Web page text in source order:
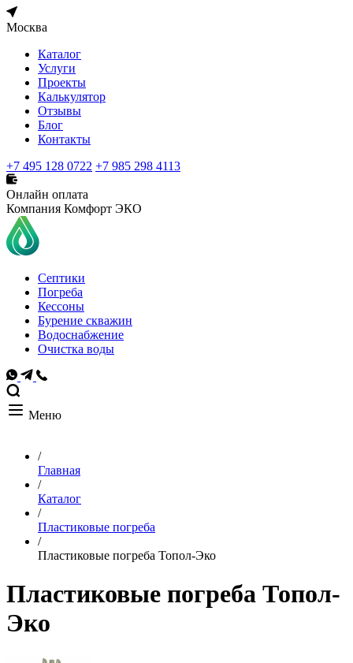
Москва
Каталог
Услуги
Проекты
Калькулятор
Отзывы
Блог
Контакты
+7 495 128 0722 +7 985 298 4113
Онлайн оплата
Компания Комфорт ЭКО
Септики
Погреба
Кессоны
Бурение скважин
Водоснабжение
Очистка воды
Меню
/
Главная
/
Каталог
/
Пластиковые погреба
/
Пластиковые погреба Топол-Эко
Пластиковые погреба Топол-
Эко